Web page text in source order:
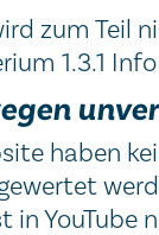
zum Teil
1.3.1
haben
YouTube